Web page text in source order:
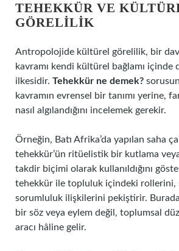
TEHEKKÜR VE
GÖRELILIK
Antropolojide kültürel görelilik, bir
kavramı kendi kültürel bağlamı içinde
ilkesidir. Tehekkür ne demek?
kavramın evrensel bir tanımı yerine,
nasıl algılandığını incelemek gerekir.
Örneğin, Batı Afrika’da yapılan saha
tehekkür’ün ritüelistik bir kutlama
takdir biçimi olarak kullanıldığını
tehekkür ile topluluk içindeki rollerini,
sorumluluk ilişkilerini pekiştirir. Burada
bir söz veya eylem değil, toplumsal
aracı hâline gelir.